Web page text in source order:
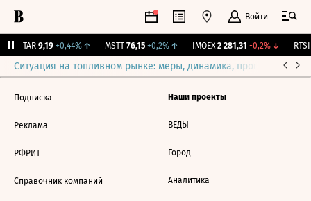
Войти
UTAR 9,19 +0,44%↑ MSTT 76,15 +0,2%↑ IMOEX 2 281,31 -0,2%↓ RTSI
Ситуация на топливном рынке: меры, динамика, прогнозы
Подписка
Реклама
РФРИТ
Справочник компаний
Наши проекты
ВЕДЫ
Город
Аналитика